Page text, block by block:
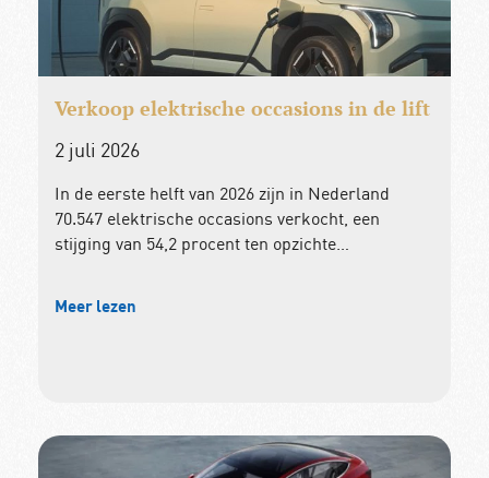
Verkoop elektrische occasions in de lift
2 juli 2026
In de eerste helft van 2026 zijn in Nederland
70.547 elektrische occasions verkocht, een
stijging van 54,2 procent ten opzichte…
Meer lezen